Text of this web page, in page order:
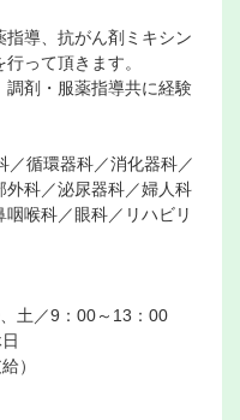
指導、抗がん剤ミキシン
って頂きます。
調剤・服薬指導共に経験
／循環器科／消化器科／
科／泌尿器科／婦人科
咽喉科／眼科／リハビリ
土／9：00～13：00
）